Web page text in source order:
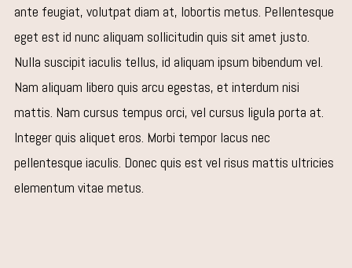
ante feugiat, volutpat diam at, lobortis metus. Pellentesque
eget est id nunc aliquam sollicitudin quis sit amet justo.
Nulla suscipit iaculis tellus, id aliquam ipsum bibendum vel.
Nam aliquam libero quis arcu egestas, et interdum nisi
mattis. Nam cursus tempus orci, vel cursus ligula porta at.
Integer quis aliquet eros. Morbi tempor lacus nec
pellentesque iaculis. Donec quis est vel risus mattis ultricies
elementum vitae metus.